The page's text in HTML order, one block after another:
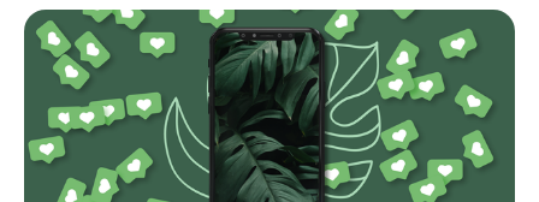
программы. Пользователи Twitter уже обратили
внимание, сколько информации о них
собирают популярные приложения вроде
Facebook Messenger, WhatsApp, Twitter и
Telegram. Вот, например,